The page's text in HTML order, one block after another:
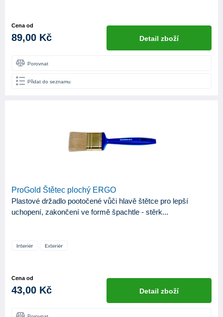
Cena od
89,00 Kč Detail zboží
Porovnat
Přidat do seznamu
ProGold Štětec plochý ERGO
Plastové držadlo pootočené vůči hlavě štětce pro lepší
uchopení, zakončení ve formě špachtle - stěrk...
Cena od
43,00 Kč Detail zboží